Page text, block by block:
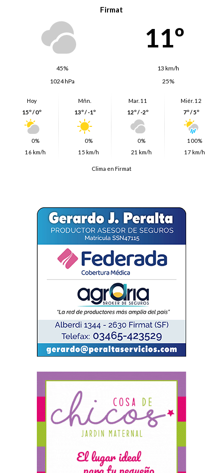
Firmat
11º
45%
13 km/h
1024 hPa
25%
Hoy
15º / 0º
0%
16 km/h
Mñn.
13º / -1º
0%
15 km/h
Mar. 11
12º / -2º
0%
21 km/h
Miér. 12
7º / 5º
100%
17 km/h
Clima en Firmat